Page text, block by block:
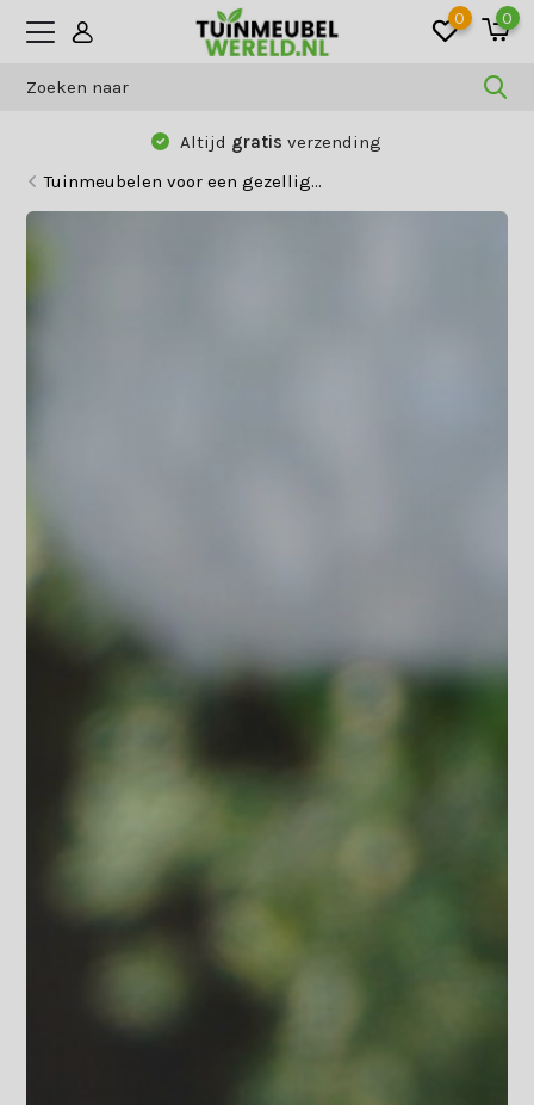
0 0
Betaal zoals jij wilt:vooraf, achteraf
Tuinmeubelen voor een gezellig...